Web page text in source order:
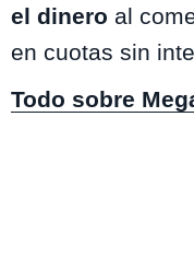
el dinero al
en cuotas sin
Todo sobre